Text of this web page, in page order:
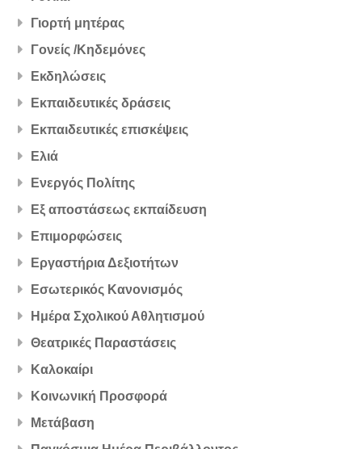
Γιορτή μητέρας
Γονείς /Κηδεμόνες
Εκδηλώσεις
Εκπαιδευτικές δράσεις
Εκπαιδευτικές επισκέψεις
Ελιά
Ενεργός Πολίτης
Εξ αποστάσεως εκπαίδευση
Επιμορφώσεις
Εργαστήρια Δεξιοτήτων
Εσωτερικός Κανονισμός
Ημέρα Σχολικού Αθλητισμού
Θεατρικές Παραστάσεις
Καλοκαίρι
Κοινωνική Προσφορά
Μετάβαση